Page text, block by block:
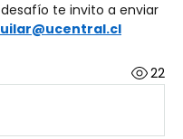
te invito a enviar
22